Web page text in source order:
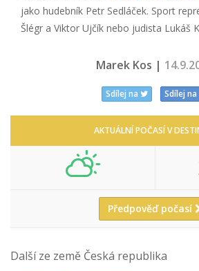
jako hudebník Petr Sedláček. Sport
Šlégr a Viktor Ujčík nebo judista Lukáš
Marek Kos |
Sdílej na Sdílej na
AKTUÁLNÍ POČASÍ V
Předpověď počasí
Další ze země Česká republika